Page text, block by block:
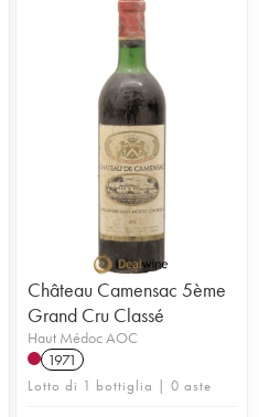
Château Camensac 5ème
Grand Cru Classé
Haut Médoc AOC
1971
Lotto di 1 bottiglia | 0 aste